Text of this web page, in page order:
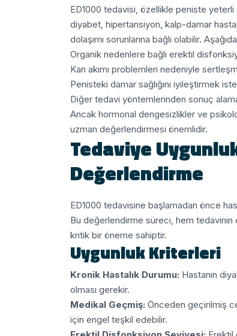
ED1000 tedavisi, özellikle peniste yeterli
diyabet, hipertansiyon, kalp-damar
dolaşımı sorunlarına bağlı olabilir.
Organik nedenlere bağlı erektil
Kan akımı problemleri nedeniyle
Penisteki damar sağlığını iyileştirmek
Diğer tedavi yöntemlerinden sonuç
Ancak hormonal dengesizlikler ve
uzman değerlendirmesi önemlidir.
Tedaviye
Değerlendirme
ED1000 tedavisine başlamadan önce
Bu değerlendirme süreci, hem tedavinin
kritik bir öneme sahiptir.
Uygunluk Kriterleri
Kronik Hastalık Durumu: Hastanın
olması gerekir.
Medikal Geçmiş: Önceden geçirilmiş
için engel teşkil edebilir.